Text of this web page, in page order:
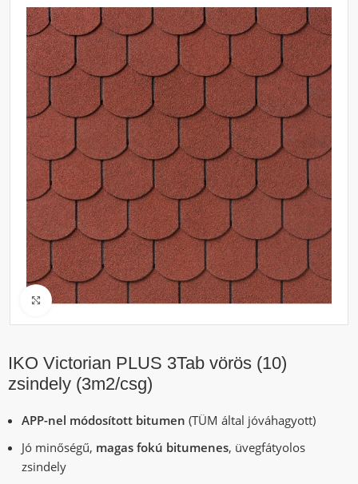
Click to enlarge
IKO Victorian PLUS 3Tab vörös (10)
zsindely (3m2/csg)
APP-nel módosított bitumen (TÜM által jóváhagyott)
Jó minőségű, magas fokú bitumenes, üvegfátyolos
zsindely